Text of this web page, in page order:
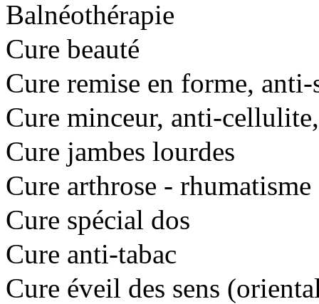
Balnéothérapie
Cure beauté
Cure remise en forme, anti-
Cure minceur, anti-
Cure jambes lourdes
Cure arthrose - rhumatisme
Cure spécial dos
Cure anti-tabac
Cure éveil des sens